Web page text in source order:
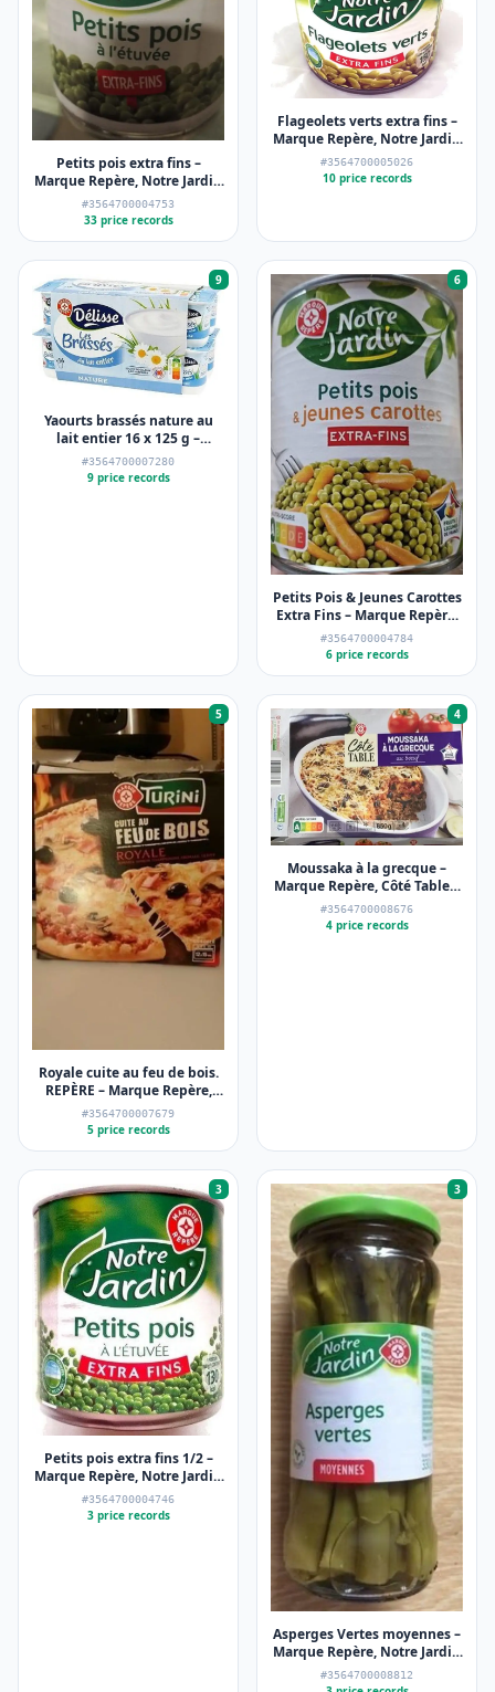
Petits pois extra fins –
Marque Repère, Notre Jardin
– 3 x 140 g
#3564700004753
33 price records
Flageolets verts extra fins –
Marque Repère, Notre Jardin
– 265 g
#3564700005026
10 price records
9
Yaourts brassés nature au
lait entier 16 x 125 g –
Délisse,Marque Repère – 2
Kg
#3564700007280
9 price records
6
Petits Pois & Jeunes Carottes
Extra Fins – Marque Repère,
Notre Jardin – 530 g (800 g)
#3564700004784
6 price records
5
Royale cuite au feu de bois.
REPÈRE – Marque Repère,
Turini – 440 g
#3564700007679
5 price records
4
Moussaka à la grecque –
Marque Repère, Côté Table –
850 g
#3564700008676
4 price records
3
Petits pois extra fins 1/2 –
Marque Repère, Notre Jardin
– 280 g
#3564700004746
3 price records
3
Asperges Vertes moyennes –
Marque Repère, Notre Jardin
– 185 g
#3564700008812